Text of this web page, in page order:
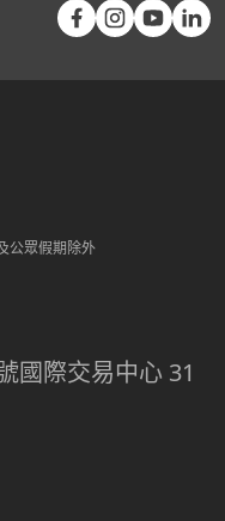
公眾假期除外
國際交易中心 31